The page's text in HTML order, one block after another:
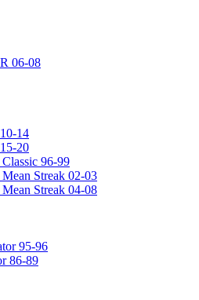
06-08
14
20
96-99
Streak 02-03
Streak 04-08
95-96
86-89